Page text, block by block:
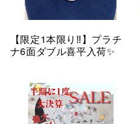
【限定1本限り‼︎】プラチ
ナ6面ダブル喜平入荷✨